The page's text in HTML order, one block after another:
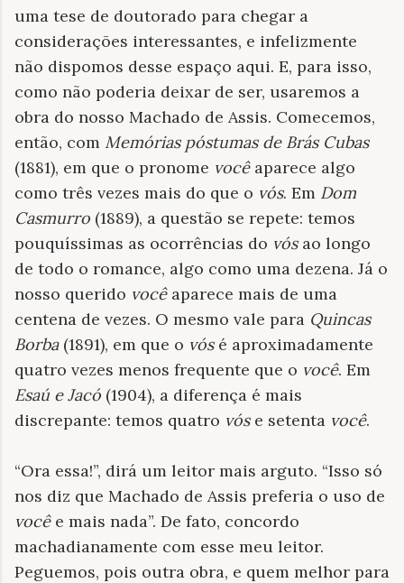
uma tese de doutorado para chegar a
considerações interessantes, e infelizmente
não dispomos desse espaço aqui. E, para isso,
como não poderia deixar de ser, usaremos a
obra do nosso Machado de Assis. Comecemos,
então, com Memórias póstumas de Brás Cubas
(1881), em que o pronome vocêaparece algo
como três vezes mais do que o vós. Em Dom
Casmurro (1889), a questão se repete: temos
pouquíssimas as ocorrências do vósao longo
de todo o romance, algo como uma dezena. Já o
nosso querido vocêaparece mais de uma
centena de vezes. O mesmo vale para Quincas
Borba(1891), em que o vósé aproximadamente
quatro vezes menos frequente que o você. Em
Esaú e Jacó (1904), a diferença é mais
discrepante: temos quatro vóse setenta você.
“Ora essa!”, dirá um leitor mais arguto. “Isso só
nos diz que Machado de Assis preferia o uso de
vocêe mais nada”. De fato, concordo
machadianamente com esse meu leitor.
Peguemos, pois outra obra, e quem melhor para